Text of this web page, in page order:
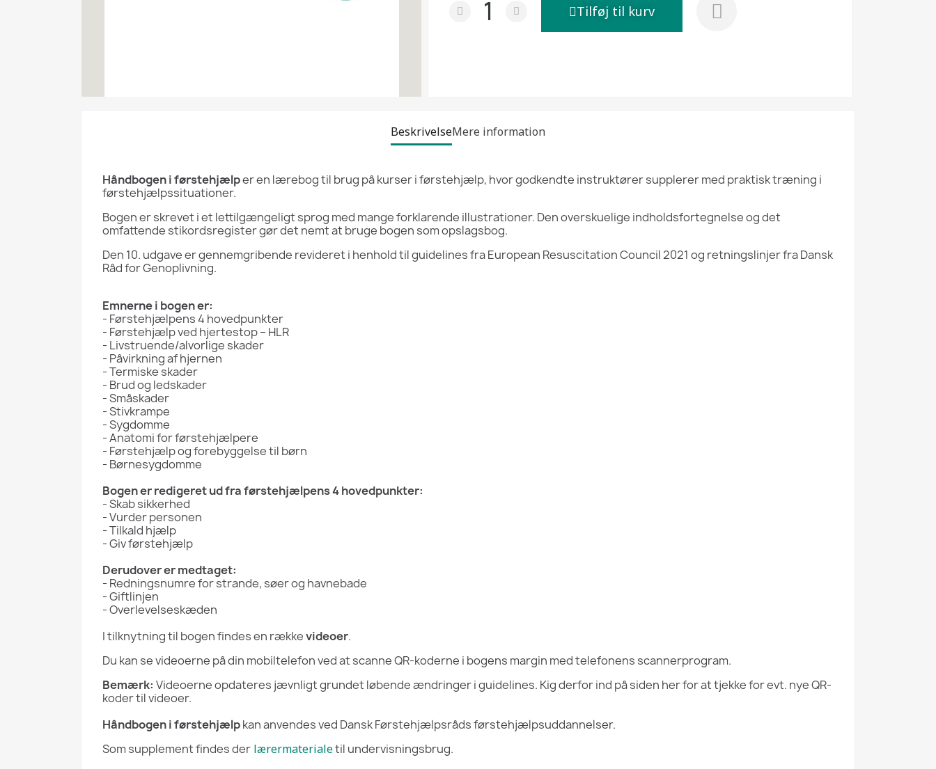
Tilføj til kurv
BeskrivelseMere information
Håndbogen i førstehjælper en lærebog til brug på kurser i førstehjælp, hvor godkendte instruktører supplerer med praktisk træning i
førstehjælpssituationer.
Bogen er skrevet i et lettilgængeligt sprog med mange forklarende illustrationer. Den overskuelige indholdsfortegnelse og det
omfattende stikordsregister gør det nemt at bruge bogen som opslagsbog.
Den 10. udgave er gennemgribende revideret i henhold til guidelines fra European Resuscitation Council 2021 og retningslinjer fra Dansk
Råd for Genoplivning.
Emnerne i bogen er:
- Førstehjælpens 4 hovedpunkter
- Førstehjælp ved hjertestop – HLR
- Livstruende/alvorlige skader
- Påvirkning af hjernen
- Termiske skader
- Brud og ledskader
- Småskader
- Stivkrampe
- Sygdomme
- Anatomi for førstehjælpere
- Førstehjælp og forebyggelse til børn
- Børnesygdomme
Bogen er redigeret ud fra førstehjælpens 4 hovedpunkter:
- Skab sikkerhed
- Vurder personen
- Tilkald hjælp
- Giv førstehjælp
Derudover er medtaget:
- Redningsnumre for strande, søer og havnebade
- Giftlinjen
- Overlevelseskæden
I tilknytning til bogen findes en rækkevideoer.
Du kan se videoerne på din mobiltelefon ved at scanne QR-koderne i bogens margin med telefonens scannerprogram.
Bemærk: Videoerne opdateres jævnligt grundet løbende ændringer i guidelines. Kig derfor ind på siden her for at tjekke for evt. nye QR-
koder til videoer.
Håndbogen i førstehjælpkan anvendes ved Dansk Førstehjælpsråds førstehjælpsuddannelser.
Som supplement findes der lærermaterialetil undervisningsbrug.